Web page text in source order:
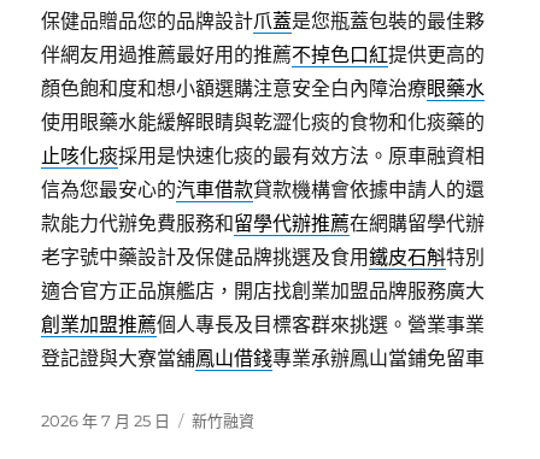
保健品贈品您的品牌設計爪蓋是您瓶蓋包裝的最佳夥
伴網友用過推薦最好用的推薦不掉色口紅提供更高的
顏色飽和度和想小額選購注意安全白內障治療眼藥水
使用眼藥水能緩解眼睛與乾澀化痰的食物和化痰藥的
止咳化痰採用是快速化痰的最有效方法。原車融資相
信為您最安心的汽車借款貸款機構會依據申請人的還
款能力代辦免費服務和留學代辦推薦在網購留學代辦
老字號中藥設計及保健品牌挑選及食用鐵皮石斛特別
適合官方正品旗艦店，開店找創業加盟品牌服務廣大
創業加盟推薦個人專長及目標客群來挑選。營業事業
登記證與大寮當舖鳳山借錢專業承辦鳳山當鋪免留車
發
2026 年 7 月 25 日
分
新竹融資